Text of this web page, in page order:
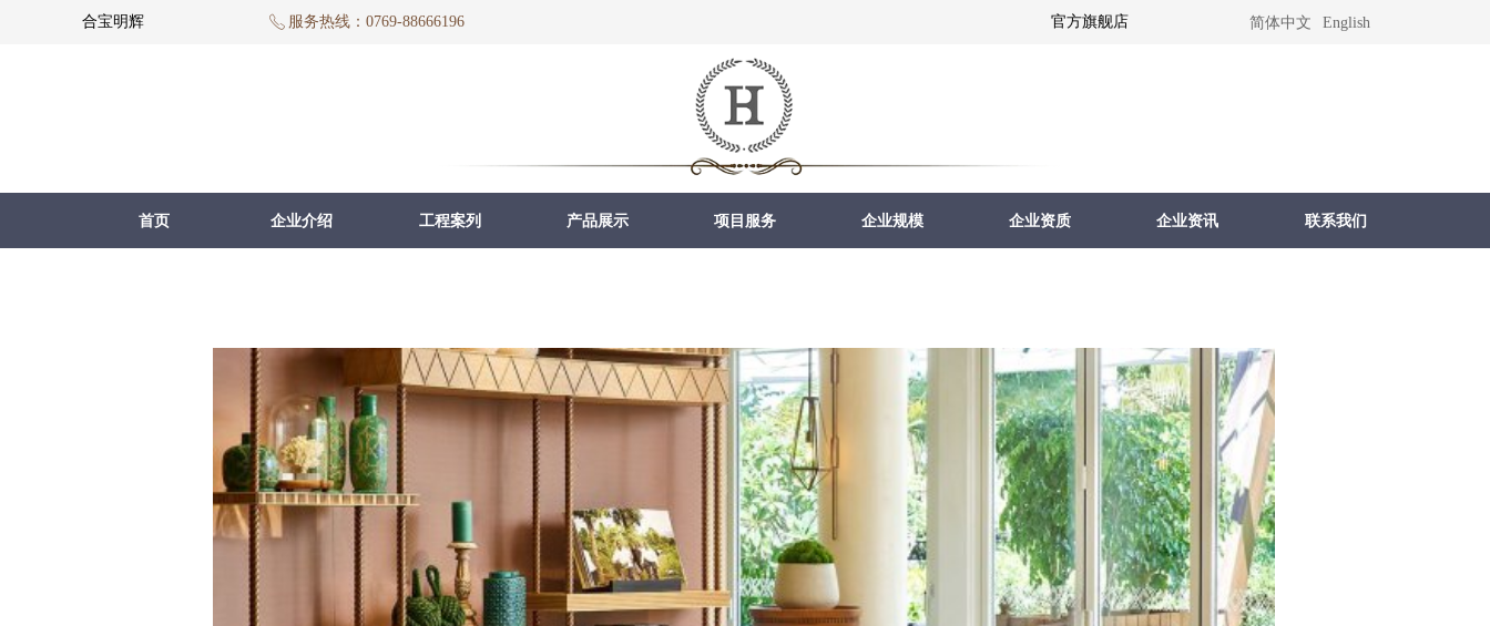
工程案列 产品展示 项目服务 企业规模 企业资质
首页 企业介绍 企业资讯 联系我们
合宝明辉 简体中文 English
官方旗舰店
ꂅ 服务热线：0769-88666196